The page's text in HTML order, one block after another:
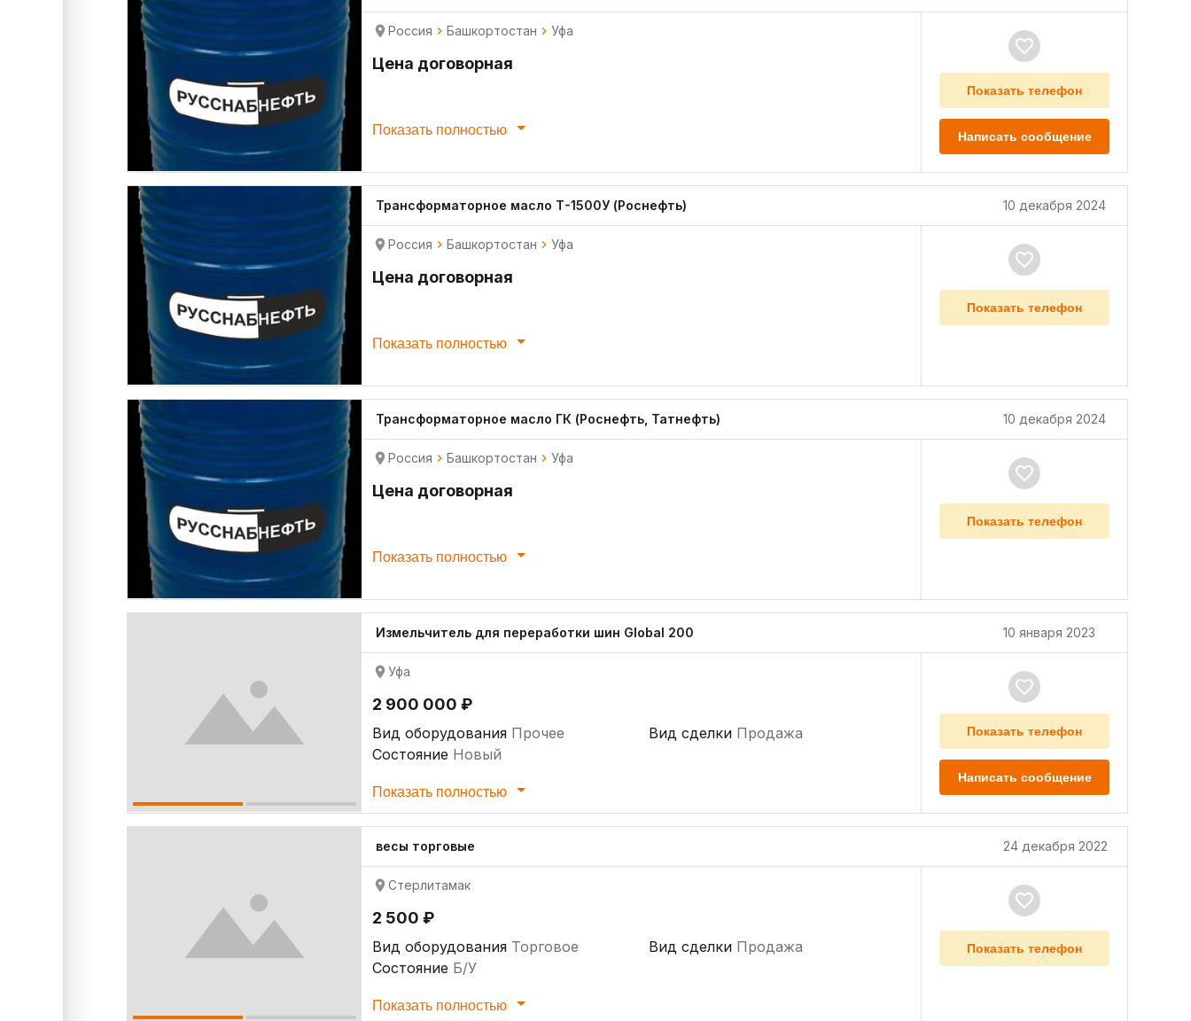
Россия Башкортостан Уфа
Цена договорная
Показать полностью
Показать телефон
Написать сообщение
Трансформаторное масло Т-1500У (Роснефть) 10 декабря 2024
Россия Башкортостан Уфа
Цена договорная
Показать полностью
Показать телефон
Трансформаторное масло ГК (Роснефть, Татнефть) 10 декабря 2024
Россия Башкортостан Уфа
Цена договорная
Показать полностью
Показать телефон
Измельчитель для переработки шин Global 200 10 января 2023
Уфа
2 900 000 ₽
Вид оборудования Прочее
Состояние Новый
Вид сделки Продажа
Показать полностью
Показать телефон
Написать сообщение
весы торговые 24 декабря 2022
Стерлитамак
2 500 ₽
Вид оборудования Торговое
Состояние Б/У
Вид сделки Продажа
Показать полностью
Показать телефон